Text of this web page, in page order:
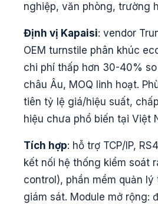
nghiệp, văn phòng, trường
Định vị Kapaisi: vendor
OEM turnstile phân khúc
chi phí thấp hơn 30-40% so
châu Âu, MOQ linh hoạt.
tiên tỷ lệ giá/hiệu suất,
hiệu chưa phổ biến tại Việt
Tích hợp: hỗ trợ TCP/IP,
kết nối hệ thống kiểm soát
control), phần mềm quản lý
giám sát. Module mở rộng: